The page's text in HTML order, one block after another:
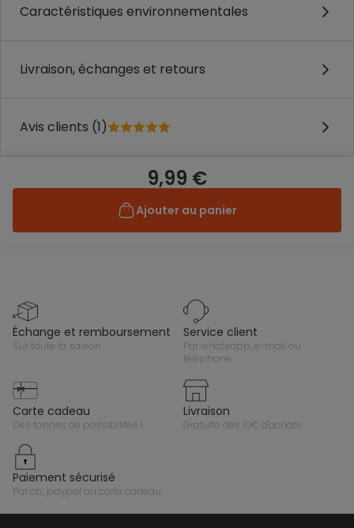
Caractéristiques environnementales
Livraison, échanges et retours
Avis clients (1)
9,99 €
Ajouter au panier
échange et remboursement
sur toute la saison
service client
par whatsapp, e-mail ou
téléphone
carte cadeau
des tonnes de possibilités !
livraison
gratuite dès 10€ d'achats
paiement sécurisé
par cb, paypal ou carte cadeau